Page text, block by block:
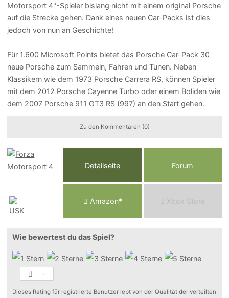
Motorsport 4"-Spieler bislang nicht mit einem original Porsche
auf die Strecke gehen. Dank eines neuen Car-Packs ist dies
jedoch von nun an Geschichte!
Für 1.600 Microsoft Points bietet das Porsche Car-Pack 30
neue Porsche zum Sammeln, Fahren und Tunen. Neben
Klassikern wie dem 1973 Porsche Carrera RS, können Spieler
mit dem 2012 Porsche Cayenne Turbo oder einem Boliden wie
dem 2007 Porsche 911 GT3 RS (997) an den Start gehen.
Zu den Kommentaren (0)
Detailseite Forum
Amazon* Xbox Store
Wie bewertest du das Spiel?
-
Dieses Rating für registrierte Benutzer lebt von der Qualität der verteilten